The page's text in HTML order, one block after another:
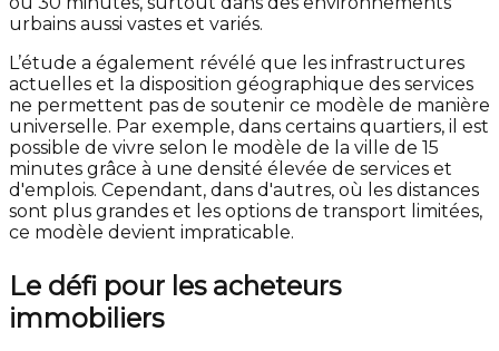
urbains aussi vastes et variés.
L’étude a également révélé que les infrastructures
actuelles et la disposition géographique des services
ne permettent pas de soutenir ce modèle de manière
universelle. Par exemple, dans certains quartiers, il est
possible de vivre selon le modèle de la ville de 15
minutes grâce à une densité élevée de services et
d'emplois. Cependant, dans d'autres, où les distances
sont plus grandes et les options de transport limitées,
ce modèle devient impraticable.
Le défi pour les acheteurs
immobiliers